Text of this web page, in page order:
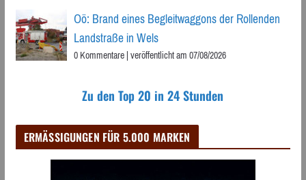
Oö: Brand eines Begleitwaggons der Rollenden
Landstraße in Wels
0 Kommentare|veröffentlicht am 07/08/2026
Zu den Top 20 in 24 Stunden
ERMÄSSIGUNGEN FÜR 5.000 MARKEN